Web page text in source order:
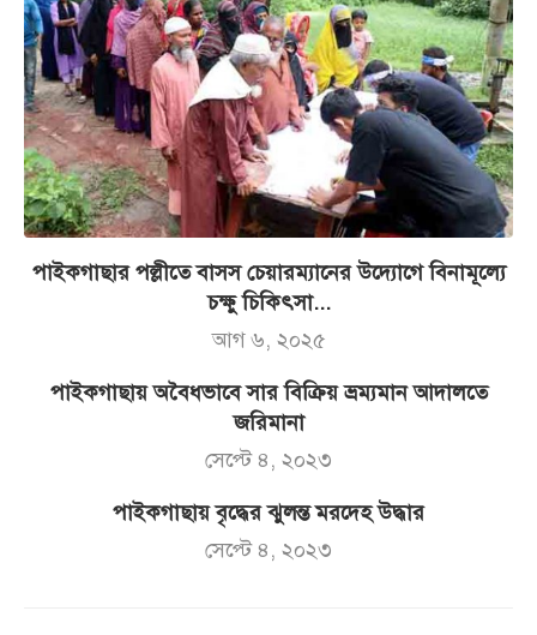
পাইকগাছার পল্লীতে বাসস চেয়ারম্যানের উদ্যোগে বিনামূল্যে
চক্ষু চিকিৎসা...
আগ ৬, ২০২৫
পাইকগাছায় অবৈধভাবে সার বিক্রিয় ভ্রম্যমান আদালতে
জরিমানা
সেপ্টে ৪, ২০২৩
পাইকগাছায় বৃদ্ধের ঝুলন্ত মরদেহ উদ্ধার
সেপ্টে ৪, ২০২৩